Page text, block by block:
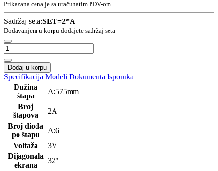
Prikazana cena je sa uračunatim PDV-om.
Sadržaj seta:SET=2*A
Dodavanjem u korpu dodajete sadržaj seta
Dodaj u korpu
Specifikacija Modeli Dokumenta Isporuka
Dužina
štapa
A:575mm
Broj
štapova
2A
Broj dioda
po štapu
A:6
Voltaža
3V
Dijagonala
ekrana
32"